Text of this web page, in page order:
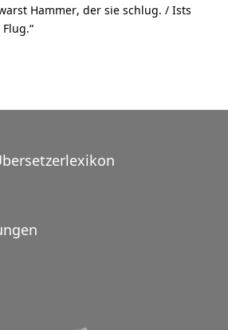
Hammer, der sie schlug. / Ists